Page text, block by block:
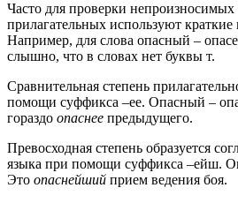
Часто для проверки непроизносимых
прилагательных используют краткие
Например, для слова опасный –
слышно, что в словах нет буквы т.
Сравнительная степень
помощи суффикса –ее. Опасный –
гораздо опаснее предыдущего.
Превосходная степень образуется
языка при помощи суффикса –ейш.
Это опаснейший прием ведения боя.